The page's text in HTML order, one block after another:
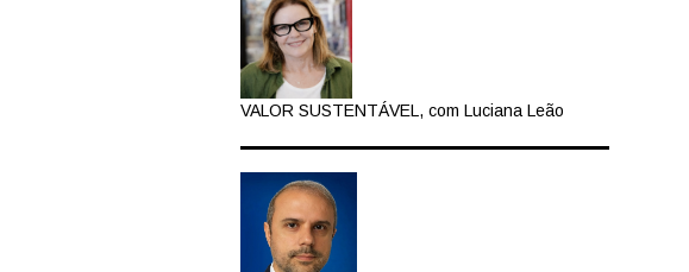
VALOR SUSTENTÁVEL, com Luciana Leão